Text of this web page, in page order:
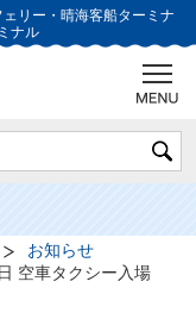
リー・晴海客船ターミナ
ナル
お知らせ
空車タクシー入場